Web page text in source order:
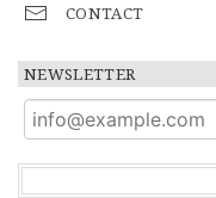
CONTACT
NEWSLETTER